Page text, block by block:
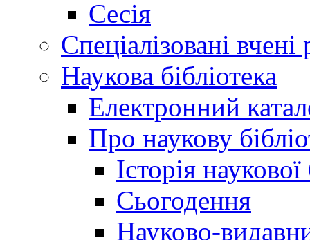
Сесія
Спеціалізовані вчені
Наукова бібліотека
Електронний
Про наукову
Історія
Сьогодення
Науково-